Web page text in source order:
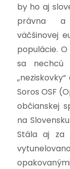
by ho aj
právna a
väčšinovej
populácie.
sa nechcú
Soros OSF
občianskej
na
Stála aj za